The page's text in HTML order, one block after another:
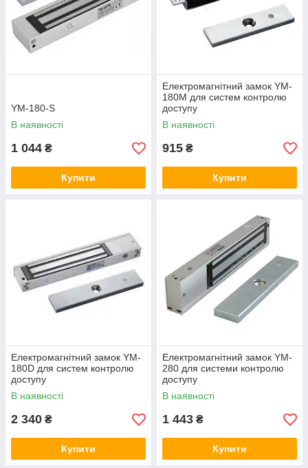
YM-180-S
В наявності
1 044 ₴
Купити
Електромагнітний замок YM-
180M для систем контролю
доступу
В наявності
915 ₴
Купити
Електромагнітний замок YM-
180D для систем контролю
доступу
В наявності
2 340 ₴
Купити
Електромагнітний замок YM-
280 для системи контролю
доступу
В наявності
1 443 ₴
Купити